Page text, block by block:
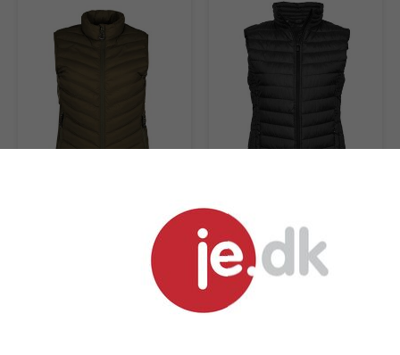
Stretch Bodyvarmer, dame Zepelin Bodywarmer, dame
fra 295,50 kr.